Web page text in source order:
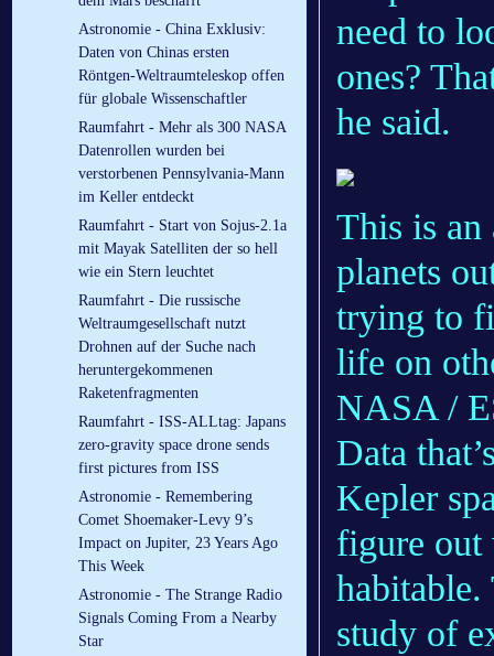
Astronomie - China Exklusiv:
Daten von Chinas ersten
Röntgen-Weltraumteleskop offen
für globale Wissenschaftler
Raumfahrt - Mehr als 300 NASA
Datenrollen wurden bei
verstorbenen Pennsylvania-Mann
im Keller entdeckt
Raumfahrt - Start von Sojus-2.1a
mit Mayak Satelliten der so hell
wie ein Stern leuchtet
Raumfahrt - Die russische
Weltraumgesellschaft nutzt
Drohnen auf der Suche nach
heruntergekommenen
Raketenfragmenten
Raumfahrt - ISS-ALLtag: Japans
zero-gravity space drone sends
first pictures from ISS
Astronomie - Remembering
Comet Shoemaker-Levy 9’s
Impact on Jupiter, 23 Years Ago
This Week
Astronomie - The Strange Radio
Signals Coming From a Nearby
Star
need to
ones?
he said.
This is an
planets
trying to
life on
NASA /
Data
Kepler
figure out
study of